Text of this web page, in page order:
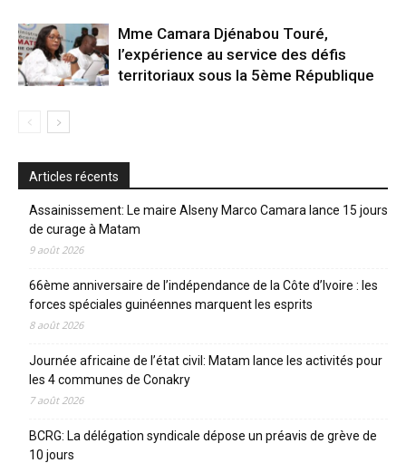
Mme Camara Djénabou Touré,
l’expérience au service des défis
territoriaux sous la 5ème République
Articles récents
Assainissement: Le maire Alseny Marco Camara lance 15 jours
de curage à Matam
9 août 2026
66ème anniversaire de l’indépendance de la Côte d’Ivoire : les
forces spéciales guinéennes marquent les esprits
8 août 2026
Journée africaine de l’état civil: Matam lance les activités pour
les 4 communes de Conakry
7 août 2026
BCRG: La délégation syndicale dépose un préavis de grève de
10 jours